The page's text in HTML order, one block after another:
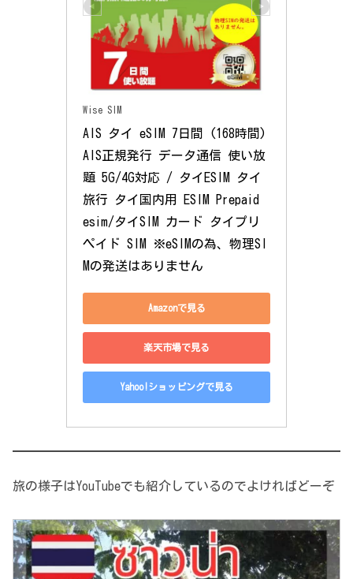
Wise SIM
AIS タイ eSIM 7日間 (168時間)
AIS正規発行 データ通信 使い放
題 5G/4G対応 / タイESIM タイ
旅行 タイ国内用 ESIM Prepaid
esim/タイSIM カード タイプリ
ペイド SIM ※eSIMの為、物理SI
Mの発送はありません
Amazonで見る
楽天市場で見る
Yahoo!ショッピングで見る
旅の様子はYouTubeでも紹介しているのでよければどーぞ